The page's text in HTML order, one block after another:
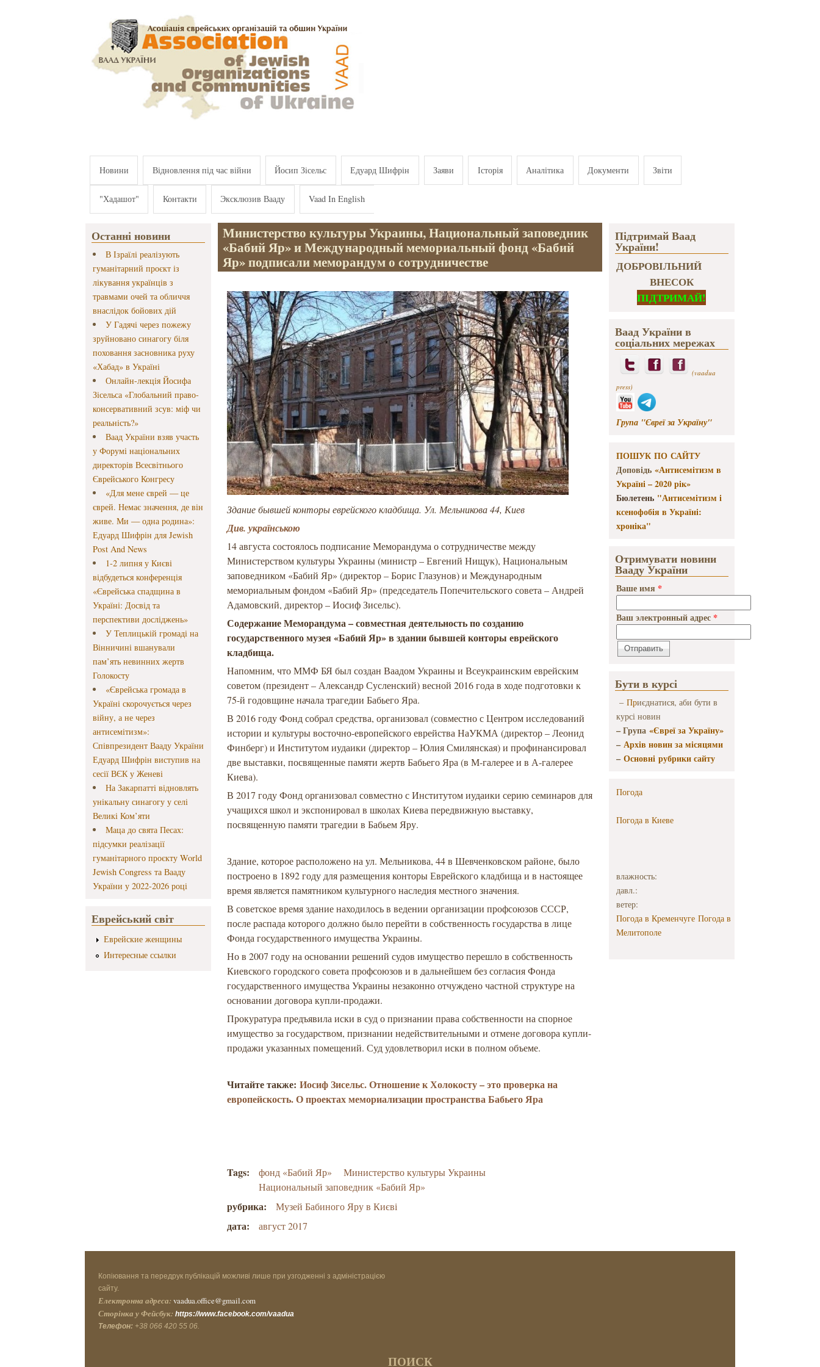
Новини Відновлення під час війни Йосип Зісельс Едуард Шифрін Заяви Історія Аналітика Документи Звіти
"Хадашот" Контакти Эксклюзив Вааду Vaad In English
Останні новини
В Ізраїлі реалізують
гуманітарний проєкт із
лікування українців з
травмами очей та обличчя
внаслідок бойових дій
У Гадячі через пожежу
зруйновано синагогу біля
поховання засновника руху
«Хабад» в Україні
Онлайн-лекція Йосифа
Зісельса «Глобальний право-
консервативний зсув: міф чи
реальність?»
Ваад України взяв участь
у Форумі національних
директорів Всесвітнього
Єврейського Конгресу
«Для мене єврей — це
єврей. Немає значення, де він
живе. Ми — одна родина»:
Едуард Шифрін для Jewish
Post And News
1-2 липня у Києві
відбудеться конференція
«Єврейська спадщина в
Україні: Досвід та
перспективи досліджень»
У Теплицькій громаді на
Вінничині вшанували
пам’ять невинних жертв
Голокосту
«Єврейська громада в
Україні скорочується через
війну, а не через
антисемітизм»:
Співпрезидент Вааду України
Едуард Шифрін виступив на
сесії ВЄК у Женеві
На Закарпатті відновлять
унікальну синагогу у селі
Великі Ком’яти
Маца до свята Песах:
підсумки реалізації
гуманітарного проєкту World
Jewish Congress та Вааду
України у 2022-2026 році
Еврейський світ
Еврейские женщины
Интересные ссылки
Министерство культуры Украины, Национальный заповедник
«Бабий Яр» и Международный мемориальный фонд «Бабий
Яр» подписали меморандум о сотрудничестве
Здание бывшей конторы еврейского кладбища. Ул. Мельникова 44, Киев
Див. українською
14 августа состоялось подписание Меморандума о сотрудничестве между
Министерством культуры Украины (министр – Евгений Нищук), Национальным
заповедником «Бабий Яр» (директор – Борис Глазунов) и Международным
мемориальным фондом «Бабий Яр» (председатель Попечительского совета – Андрей
Адамовский, директор – Иосиф Зисельс).
Содержание Меморандума – совместная деятельность по созданию
государственного музея «Бабий Яр» в здании бывшей конторы еврейского
кладбища.
Напомним, что ММФ БЯ был создан Ваадом Украины и Всеукраинским еврейским
советом (президент – Александр Сусленский) весной 2016 года в ходе подготовки к
75-й годовщине начала трагедии Бабьего Яра.
В 2016 году Фонд собрал средства, организовал (совместно с Центром исследований
истории и культуры восточно-европейского еврейства НаУКМА (директор – Леонид
Финберг) и Институтом иудаики (директор – Юлия Смилянская) и профинансировал
две выставки, посвященные памяти жертв Бабьего Яра (в М-галерее и в А-галерее
Киева).
В 2017 году Фонд организовал совместно с Институтом иудаики серию семинаров для
учащихся школ и экспонировал в школах Киева передвижную выставку,
посвященную памяти трагедии в Бабьем Яру.
Здание, которое расположено на ул. Мельникова, 44 в Шевченковском районе, было
построено в 1892 году для размещения конторы Еврейского кладбища и в настоящее
время является памятником культурного наследия местного значения.
В советское время здание находилось в ведении организации профсоюзов СССР,
после распада которого должно было перейти в собственность государства в лице
Фонда государственного имущества Украины.
Но в 2007 году на основании решений судов имущество перешло в собственность
Киевского городского совета профсоюзов и в дальнейшем без согласия Фонда
государственного имущества Украины незаконно отчуждено частной структуре на
основании договора купли-продажи.
Прокуратура предъявила иски в суд о признании права собственности на спорное
имущество за государством, признании недействительными и отмене договора купли-
продажи указанных помещений. Суд удовлетворил иски в полном объеме.
Читайте также:Иосиф Зисельс. Отношение к Холокосту – это проверка на
европейскость. О проектах мемориализации пространства Бабьего Яра
Tags: фонд «Бабий Яр»
Министерство культуры Украины
Национальный заповедник «Бабий Яр»
рубрика: Музей Бабиного Яру в Києві
дата: август 2017
Підтримай Ваад
України!
ДОБРОВІЛЬНИЙ
ВНЕСОК
ПІДТРИМАЙ!
Ваад України в
соціальних мережах
(vaadua
press)
Група "Євреї за Україну"
ПОШУК ПО САЙТУ
Доповідь «Антисемітизм в
Україні – 2020 рік»
Бюлетень "Антисемітизм і
ксенофобія в Україні:
хроніка"
Отримувати новини
Вааду України
Ваше имя *
Ваш электронный адрес *
Бути в курсі
– Приєднатися, аби бути в
курсі новин
– Група «Євреї за Україну»
–Архів новин за місяцями
–Основні рубрики сайту
Погода
Погода в Киеве
влажность:
давл.:
ветер:
Погода в Кременчуге Погода в
Мелитополе
Копіювання та передрук публікацій можливі лише при узгодженні з адміністрацією
сайту.
Електронна адреса: vaadua.office@gmail.com
Сторінка у Фейсбук: https://www.facebook.com/vaadua
Телефон: +38 066 420 55 06.
ПОИСК